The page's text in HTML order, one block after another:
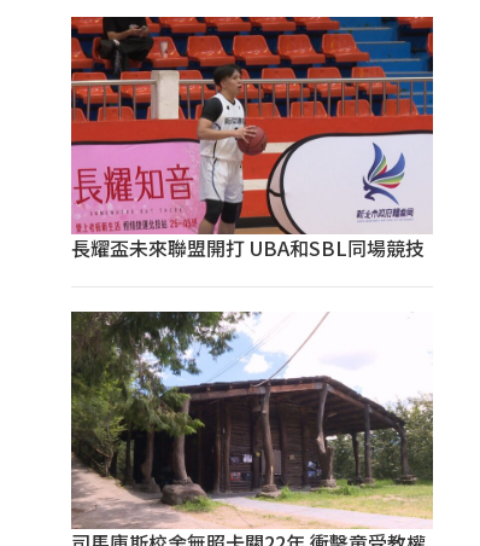
長耀盃未來聯盟開打 UBA和SBL同場競技